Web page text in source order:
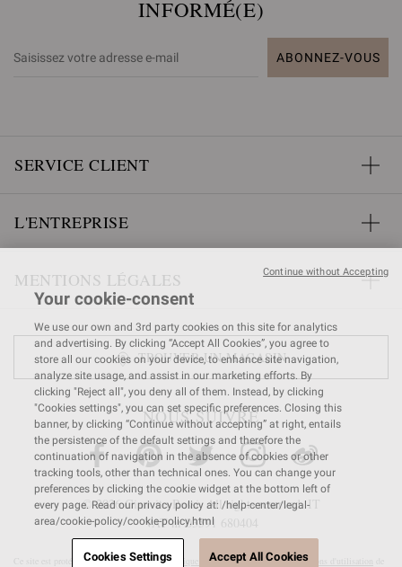
INFORMÉ(E)
ABONNEZ-VOUS
SERVICE CLIENT
L'ENTREPRISE
MENTIONS LÉGALES
TROUVER UN MAGASIN
NOUS SUIVRE
© 2026 Gianvito Rossi. All rights reserved. IT
VAT nr 03591 680404
Ce site est protégé par reCAPTCHA et laPolitique de confidentialité et lesConditions d'utilisation
Your cookie-consent
We use our own and 3rd party cookies on this site for analytics
and advertising. By clicking “Accept All Cookies”, you agree to
store all our cookies on your device, to enhance site navigation,
analyze site usage, and assist in our marketing efforts. By
clicking "Reject all", you deny all of them. Instead, by clicking
"Cookies settings", you can set specific preferences. Closing this
banner, by clicking “Continue without accepting” at right, entails
the persistence of the default settings and therefore the
continuation of navigation in the absence of cookies or other
tracking tools, other than technical ones. You can change your
preferences by clicking the cookie widget at the bottom left of
every page. Read our privacy policy at: /help-center/legal-
area/cookie-policy/cookie-policy.html
Cookies Settings Accept All Cookies
Continue without Accepting